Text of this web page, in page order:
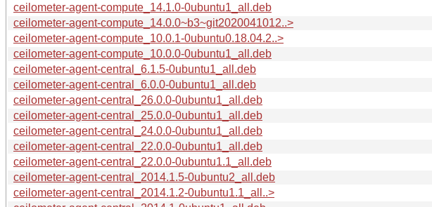
ceilometer-agent-compute_14.1.0-0ubuntu1_all.deb
ceilometer-agent-compute_14.0.0~b3~git2020041012..>
ceilometer-agent-compute_10.0.1-0ubuntu0.18.04.2..>
ceilometer-agent-compute_10.0.0-0ubuntu1_all.deb
ceilometer-agent-central_6.1.5-0ubuntu1_all.deb
ceilometer-agent-central_6.0.0-0ubuntu1_all.deb
ceilometer-agent-central_26.0.0-0ubuntu1_all.deb
ceilometer-agent-central_25.0.0-0ubuntu1_all.deb
ceilometer-agent-central_24.0.0-0ubuntu1_all.deb
ceilometer-agent-central_22.0.0-0ubuntu1_all.deb
ceilometer-agent-central_22.0.0-0ubuntu1.1_all.deb
ceilometer-agent-central_2014.1.5-0ubuntu2_all.deb
ceilometer-agent-central_2014.1.2-0ubuntu1.1_all..>